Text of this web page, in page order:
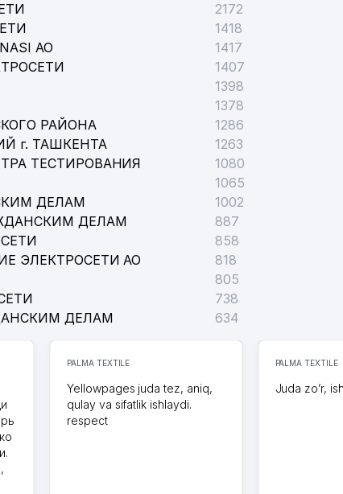
2172
1418
АО
1417
1407
1398
1378
РАЙОНА
1286
г. ТАШКЕНТА
1263
ТЕСТИРОВАНИЯ
1080
1065
ДЕЛАМ
1002
ДЕЛАМ
887
858
ЭЛЕКТРОСЕТИ АО
818
805
738
ДЕЛАМ 634
PALMA TEXTILE
Yellowpages juda tez, aniq,
qulay va sifatlik ishlaydi.
respect
PALMA TEXTILE
Juda zo’r,